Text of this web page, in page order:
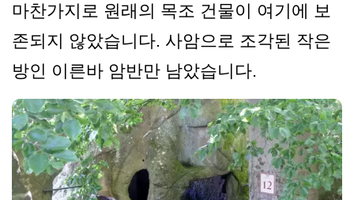
마찬가지로 원래의 목조 건물이 여기에 보
존되지 않았습니다. 사암으로 조각된 작은
방인 이른바 암반만 남았습니다.